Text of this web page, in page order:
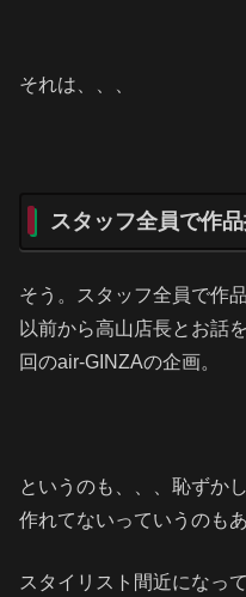
それは、、、
スタッフ全員で作
そう。スタッフ全員で作
以前から高山店長とお話
回のair-GINZAの企画。
というのも、、、恥ずか
作れてないっていうのも
スタイリスト間近になっ